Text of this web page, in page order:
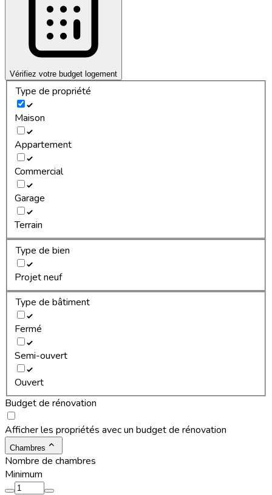
Vérifiez votre budget logement
Type de propriété
Maison
Appartement
Commercial
Garage
Terrain
Type de bien
Projet neuf
Type de bâtiment
Fermé
Semi-ouvert
Ouvert
Budget de rénovation
Afficher les propriétés avec un budget de rénovation
Chambres
Nombre de chambres
Minimum